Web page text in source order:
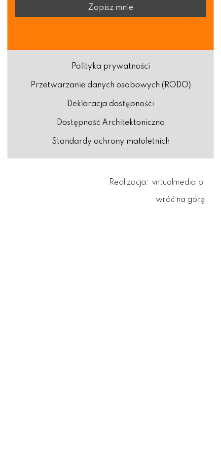
Polityka prywatności
Przetwarzanie danych osobowych (RODO)
Deklaracja dostępności
Dostępność Architektoniczna
Standardy ochrony małoletnich
Realizacja: virtualmedia.pl
wróć na górę